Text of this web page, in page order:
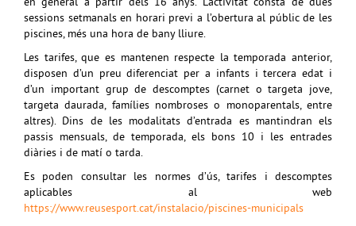
en general a partir dels 16 anys. L’activitat consta de dues
sessions setmanals en horari previ a l’obertura al públic de les
piscines, més una hora de bany lliure.
Les tarifes, que es mantenen respecte la temporada anterior,
disposen d’un preu diferenciat per a infants i tercera edat i
d’un important grup de descomptes (carnet o targeta jove,
targeta daurada, famílies nombroses o monoparentals, entre
altres). Dins de les modalitats d’entrada es mantindran els
passis mensuals, de temporada, els bons 10 i les entrades
diàries i de matí o tarda.
Es poden consultar les normes d’ús, tarifes i descomptes
aplicables al web
https://www.reusesport.cat/instalacio/piscines-municipals